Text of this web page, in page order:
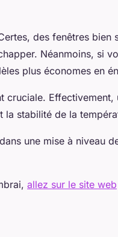
des fenêtres bien
Néanmoins, si
plus économes en
cruciale. Effectivement,
stabilité de la
une mise à niveau
allez sur le site web